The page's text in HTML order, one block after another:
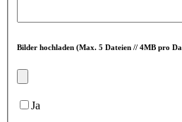
Bilder hochladen (Max. 5 Dateien // 4MB pro
Ja